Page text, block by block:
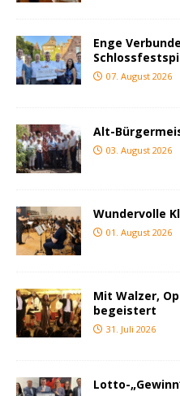
Enge
07. August 2026
Alt-
03. August 2026
Wundervolle
01. August 2026
Mit Walzer,
begeistert
31. Juli 2026
Lotto-